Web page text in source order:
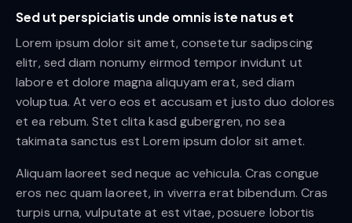
Sed ut perspiciatis unde omnis iste natus et
Lorem ipsum dolor sit amet, consetetur sadipscing
elitr, sed diam nonumy eirmod tempor invidunt ut
labore et dolore magna aliquyam erat, sed diam
voluptua. At vero eos et accusam et justo duo dolores
et ea rebum. Stet clita kasd gubergren, no sea
takimata sanctus est Lorem ipsum dolor sit amet.
Aliquam laoreet sed neque ac vehicula. Cras congue
eros nec quam laoreet, in viverra erat bibendum. Cras
turpis urna, vulputate at est vitae, posuere lobortis